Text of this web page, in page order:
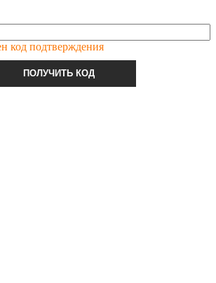
код подтверждения
ПОЛУЧИТЬ КОД